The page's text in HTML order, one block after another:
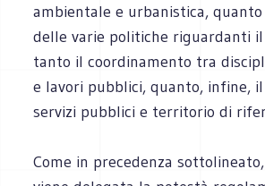
ambientale e urbanistica,
delle varie politiche riguardanti
tanto il coordinamento tra
e lavori pubblici, quanto, infine,
servizi pubblici e territorio di
Come in precedenza